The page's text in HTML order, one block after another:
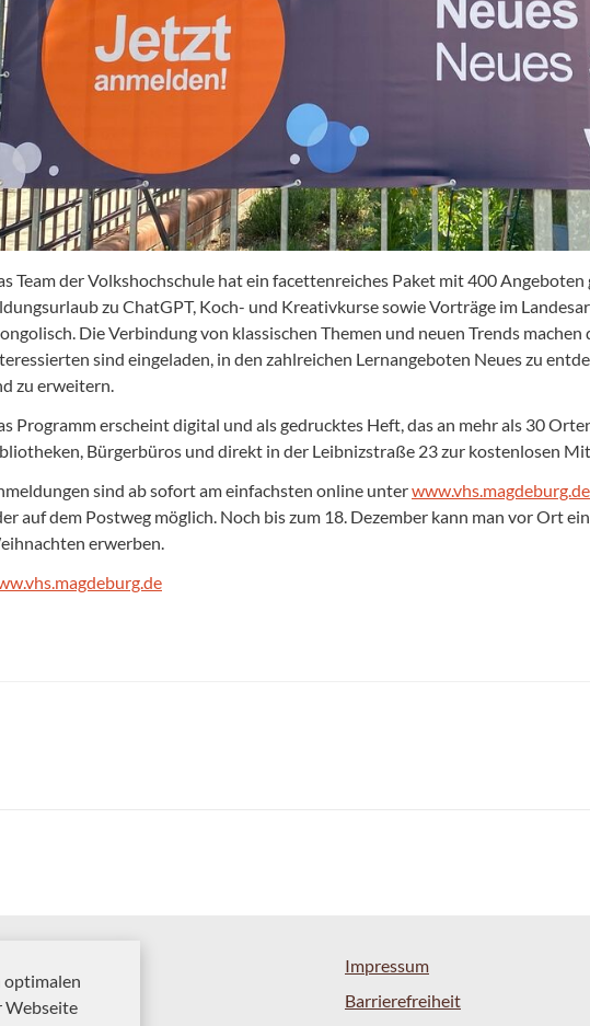
optimalen
Webseite
Team der Volkshochschule hat ein facettenreiches Paket mit 400
zu ChatGPT, Koch- und Kreativkurse sowie Vorträge im
Die Verbindung von klassischen Themen und neuen Trends
sind eingeladen, in den zahlreichen Lernangeboten Neues zu
zu erweitern.
Programm erscheint digital und als gedrucktes Heft, das an mehr als 30
Bürgerbüros und direkt in der Leibnizstraße 23 zur kostenlosen
sind ab sofort am einfachsten online unterwww.vhs.magdeburg.de
auf dem Postweg möglich. Noch bis zum 18. Dezember kann man vor Ort
erwerben.
Impressum
Barrierefreiheit